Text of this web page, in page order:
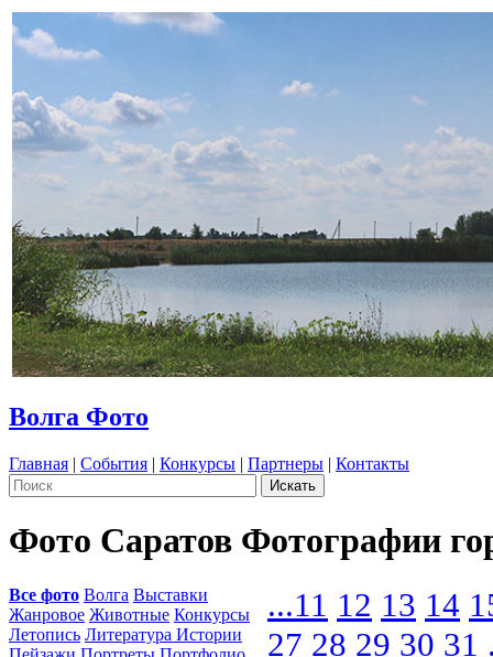
Волга Фото
Главная | События | Конкурсы | Партнеры | Контакты
Фото Саратов Фотографии
Все фото Волга Выставки
Жанровое Животные Конкурсы
Летопись Литература Истории
...11 12 13 14
27 28 29 30 31